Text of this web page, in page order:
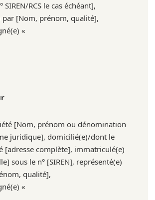
RCS le cas échéant],
par [Nom, prénom, qualité],
«
[Nom, prénom ou dénomination
juridique], domicilié(e)/dont le
[adresse complète], immatriculé(e)
sous le n° [SIREN], représenté(e)
qualité],
«